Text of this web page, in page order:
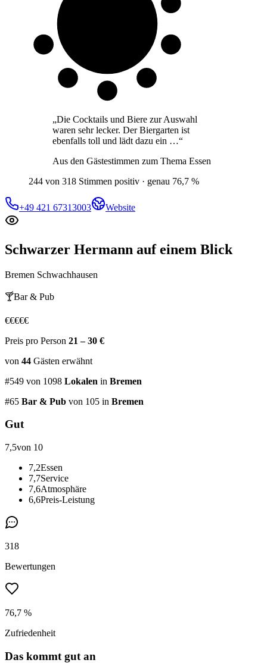
„Die Cocktails und Biere zur Auswahl
waren sehr lecker. Der Biergarten ist
ebenfalls toll und lädt dazu ein …“
Aus den Gästestimmen zum Thema Essen
244 von 318 Stimmen positiv · genau 76,7 %
+49 421 67313003 Website
Schwarzer Hermann auf einem Blick
Bremen Schwachhausen
🍸Bar & Pub
€€€€€
Preis pro Person 21 – 30 €
von 44 Gästen erwähnt
#549 von 1098 Lokalen in Bremen
#65 Bar & Pub von 105 in Bremen
Gut
7,5von 10
7,2Essen
7,7Service
7,6Atmosphäre
6,6Preis-Leistung
318
Bewertungen
76,7 %
Zufriedenheit
Das kommt gut an